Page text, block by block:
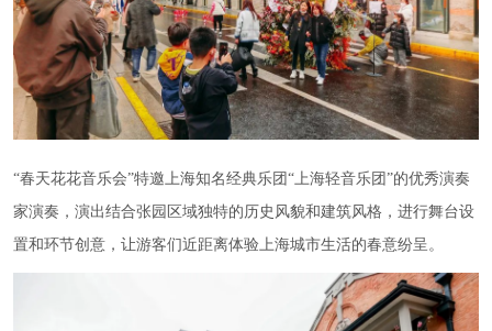
“春天花花音乐会”特邀上海知名经典乐团“上海轻音乐团”的优秀演奏
家演奏，演出结合张园区域独特的历史风貌和建筑风格，进行舞台设
置和环节创意，让游客们近距离体验上海城市生活的春意纷呈。